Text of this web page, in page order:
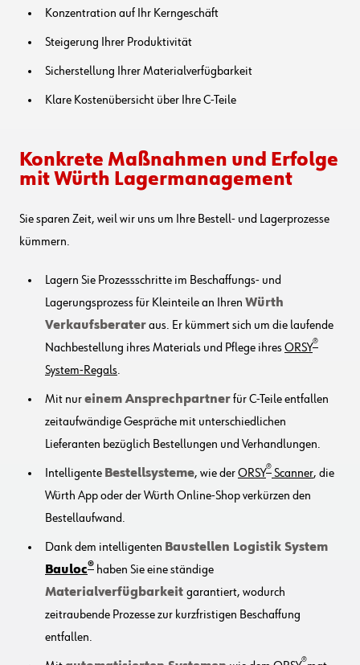
Konzentration auf Ihr Kerngeschäft
Steigerung Ihrer Produktivität
Sicherstellung Ihrer Materialverfügbarkeit
Klare Kostenübersicht über Ihre C-Teile
Konkrete Maßnahmen und Erfolge
mit Würth Lagermanagement
Sie sparen Zeit, weil wir uns um Ihre Bestell- und Lagerprozesse
kümmern.
Lagern Sie Prozessschritte im Beschaffungs- und
Lagerungsprozess für Kleinteile an Ihren Würth
Verkaufsberateraus. Er kümmert sich um die laufende
Nachbestellung ihres Materials und Pflege ihresORSY®
System-Regals.
Mit nureinem Ansprechpartnerfür C-Teile entfallen
zeitaufwändige Gespräche mit unterschiedlichen
Lieferanten bezüglich Bestellungen und Verhandlungen.
Intelligente Bestellsysteme, wie derORSY® Scanner, die
Würth App oder der Würth Online-Shop verkürzen den
Bestellaufwand.
Dank dem intelligenten Baustellen Logistik System
Bauloc® haben Sie eine ständige
Materialverfügbarkeit garantiert, wodurch
zeitraubende Prozesse zur kurzfristigen Beschaffung
entfallen.
®